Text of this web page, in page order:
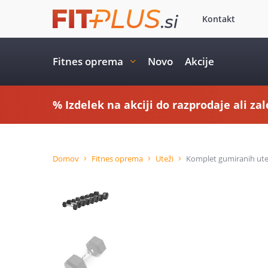
Kontakt
Fitnes oprema Novo Akcije
% Izdelek na akciji do razprodaje ali
Domov Fitnes oprema Uteži Komplet gumiranih